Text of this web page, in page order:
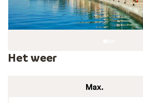
wereld. Hier vind je niet alleen een
maar spot je ook dolfijnen, haaien
Vergeet dus zeker niet je duikbril
Breng een bezoek aan de woestijn
Port Ghalib staat niet alleen bekend
Het weer
Max.